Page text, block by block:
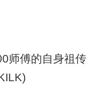
师傅的自身祖传